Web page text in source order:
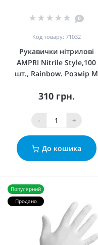
0
Код товару: 71032
Рукавички нітрилові
AMPRI Nitrile Style,100
шт., Rainbow. Розмір М
310 грн.
- +
До кошика
Популярний
Продано